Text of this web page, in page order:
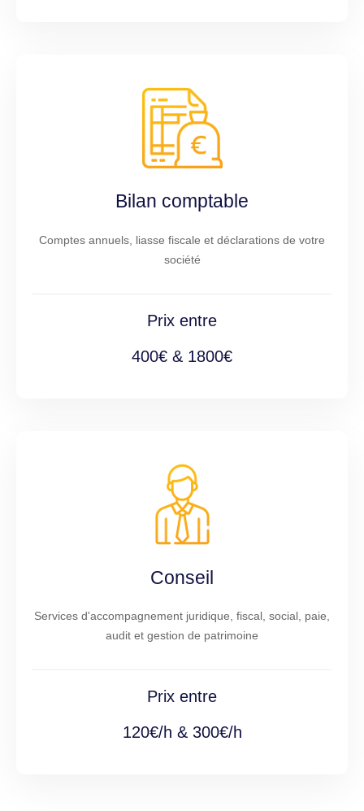
Bilan comptable
Comptes annuels, liasse fiscale et déclarations de votre
société
Prix entre
400€ & 1800€
Conseil
Services d'accompagnement juridique, fiscal, social, paie,
audit et gestion de patrimoine
Prix entre
120€/h & 300€/h